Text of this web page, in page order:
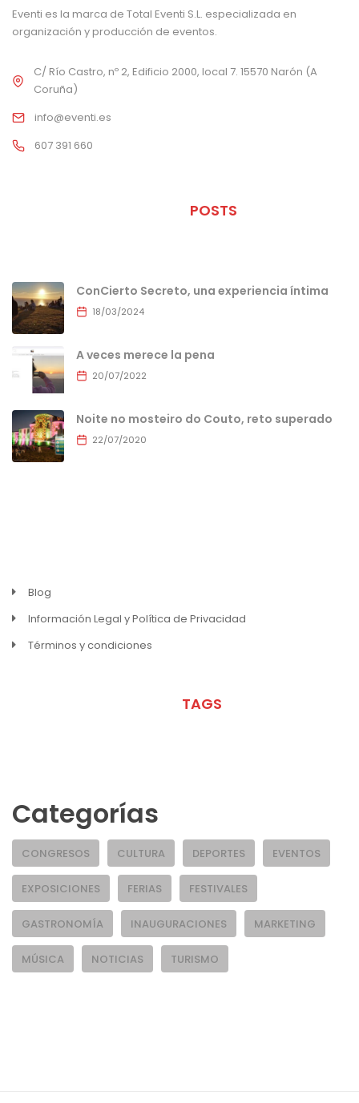
Eventi es la marca de Total Eventi S.L. especializada en
organización y producción de eventos.
C/ Río Castro, nº 2, Edificio 2000, local 7. 15570 Narón (A
Coruña)
info@eventi.es
607 391 660
POSTS
ConCierto Secreto, una experiencia íntima
18/03/2024
A veces merece la pena
20/07/2022
Noite no mosteiro do Couto, reto superado
22/07/2020
Blog
Información Legal y Política de Privacidad
Términos y condiciones
TAGS
Categorías
CONGRESOS CULTURA DEPORTES EVENTOS
EXPOSICIONES FERIAS FESTIVALES
GASTRONOMÍA INAUGURACIONES MARKETING
MÚSICA NOTICIAS TURISMO